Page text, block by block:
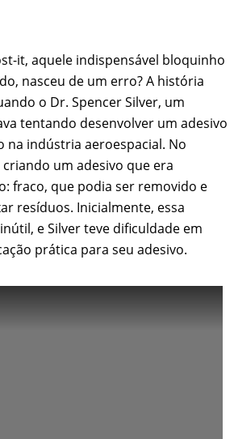
it, aquele indispensável bloquinho
nasceu de um erro? A história
o Dr. Spencer Silver, um
tentando desenvolver um adesivo
na indústria aeroespacial. No
um adesivo que era
fraco, que podia ser removido e
resíduos. Inicialmente, essa
e Silver teve dificuldade em
prática para seu adesivo.